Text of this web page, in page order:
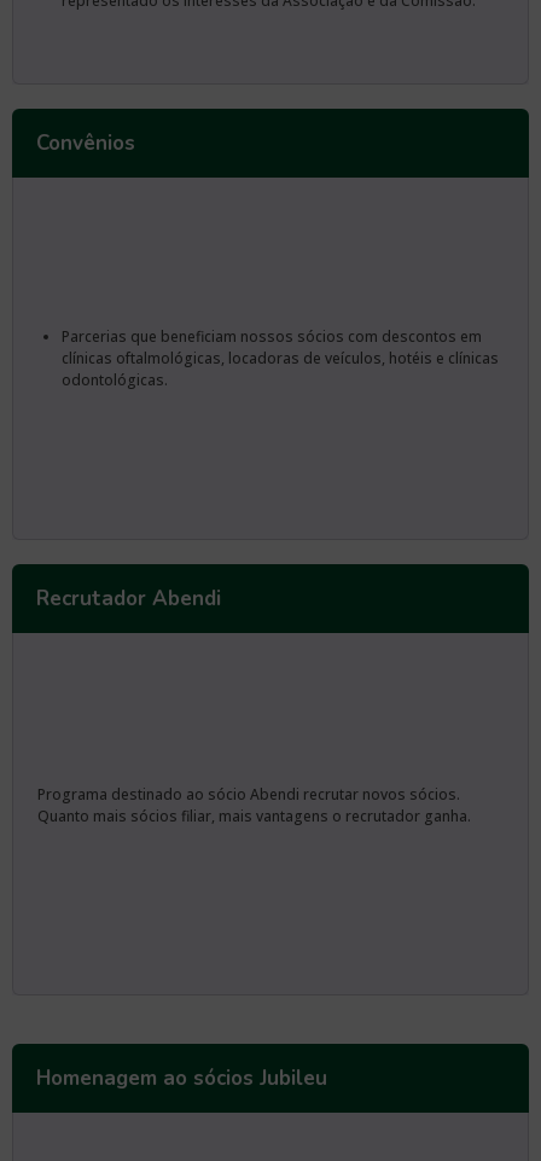
Convênios
Parcerias que beneficiam nossos sócios com descontos em
clínicas oftalmológicas, locadoras de veículos, hotéis e clínicas
odontológicas.
Recrutador Abendi
Programa destinado ao sócio Abendi recrutar novos sócios.
Quanto mais sócios filiar, mais vantagens o recrutador ganha.
Homenagem ao sócios Jubileu